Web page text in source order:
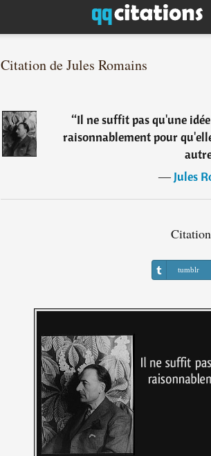
Citation de Jules Romains
“Il ne suffit pas qu'une
raisonnablement pour
―Jules
tumblr